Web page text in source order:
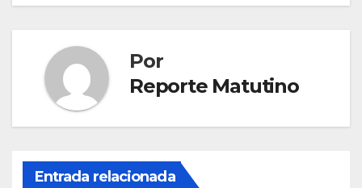
Por
Reporte Matutino
Entrada relacionada